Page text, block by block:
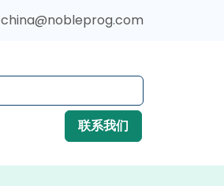
china@nobleprog.com
联系我们